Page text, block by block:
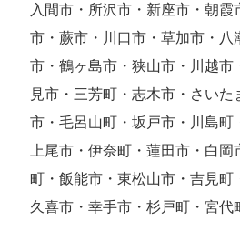
入間市・所沢市・新座市・朝霞
市・蕨市・川口市・草加市・八
市・鶴ヶ島市・狭山市・川越市
見市・三芳町・志木市・さいた
市・毛呂山町・坂戸市・川島町
上尾市・伊奈町・蓮田市・白
町・飯能市・東松山市・吉見町
久喜市・幸手市・杉戸町・宮代